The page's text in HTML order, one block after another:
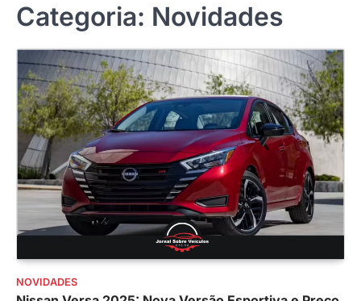
Categoria: Novidades
NOVIDADES